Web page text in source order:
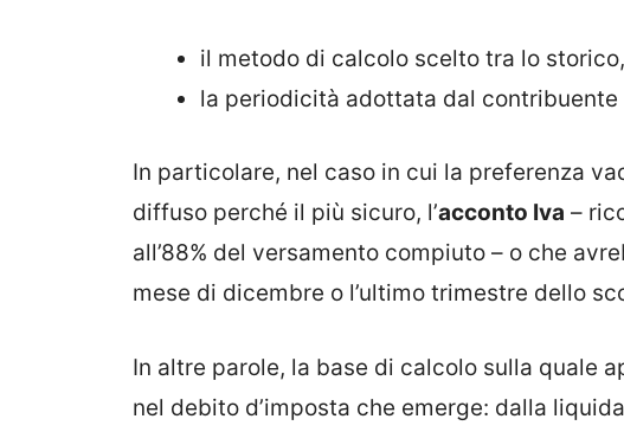
il metodo di calcolo scelto tra lo
la periodicità adottata dal contribuente
In particolare, nel caso in cui la preferenza
diffuso perché il più sicuro, l’acconto Iva –
all’88% del versamento compiuto – o che
mese di dicembre o l’ultimo trimestre dello
In altre parole, la base di calcolo sulla quale
nel debito d’imposta che emerge: dalla